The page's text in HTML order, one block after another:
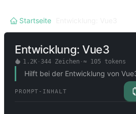
Startseite
Entwicklung: Vue3
1.2K· 344 Zeichen · ≈ 105 tokens
Hilft bei der Entwicklung von
PROMPT-INHALT